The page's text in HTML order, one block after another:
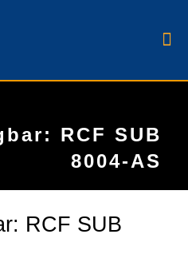
RCF SUB
8004-AS
RCF SUB